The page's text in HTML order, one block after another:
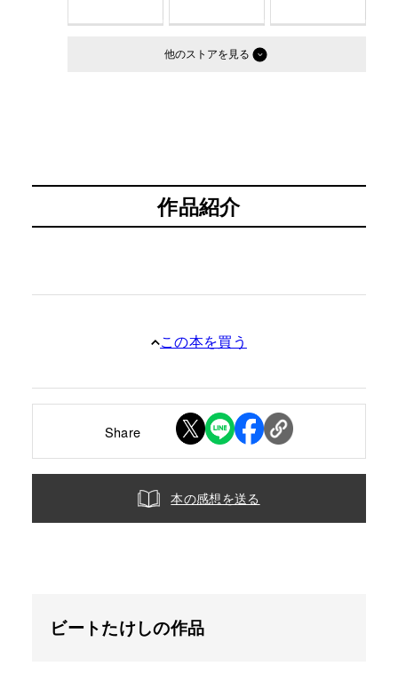
他のストア
作品紹介
この本を買う
Share
本の感想を送る
ビートたけしの作品